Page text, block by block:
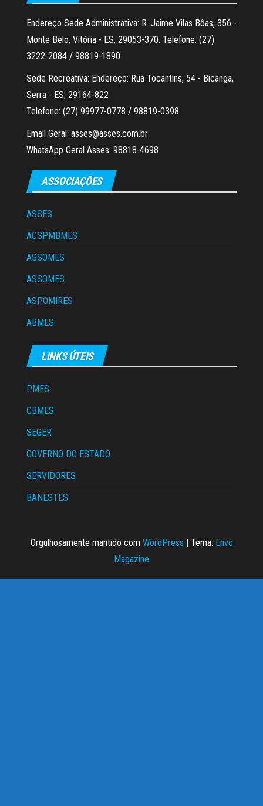
Endereço Sede Administrativa: R. Jaime Vilas Bôas, 356 -
Monte Belo, Vitória - ES, 29053-370. Telefone: (27)
3222-2084 / 98819-1890
Sede Recreativa: Endereço: Rua Tocantins, 54 - Bicanga,
Serra - ES, 29164-822
Telefone: (27) 99977-0778 / 98819-0398
Email Geral: asses@asses.com.br
WhatsApp Geral Asses: 98818-4698
ASSOCIAÇÕES
ASSES
ACSPMBMES
ASSOMES
ASSOMES
ASPOMIRES
ABMES
LINKS ÚTEIS
PMES
CBMES
SEGER
GOVERNO DO ESTADO
SERVIDORES
BANESTES
Orgulhosamente mantido com WordPress | Tema: Envo
Magazine